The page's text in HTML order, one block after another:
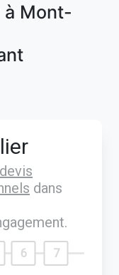
à Mont-
dans
6 7